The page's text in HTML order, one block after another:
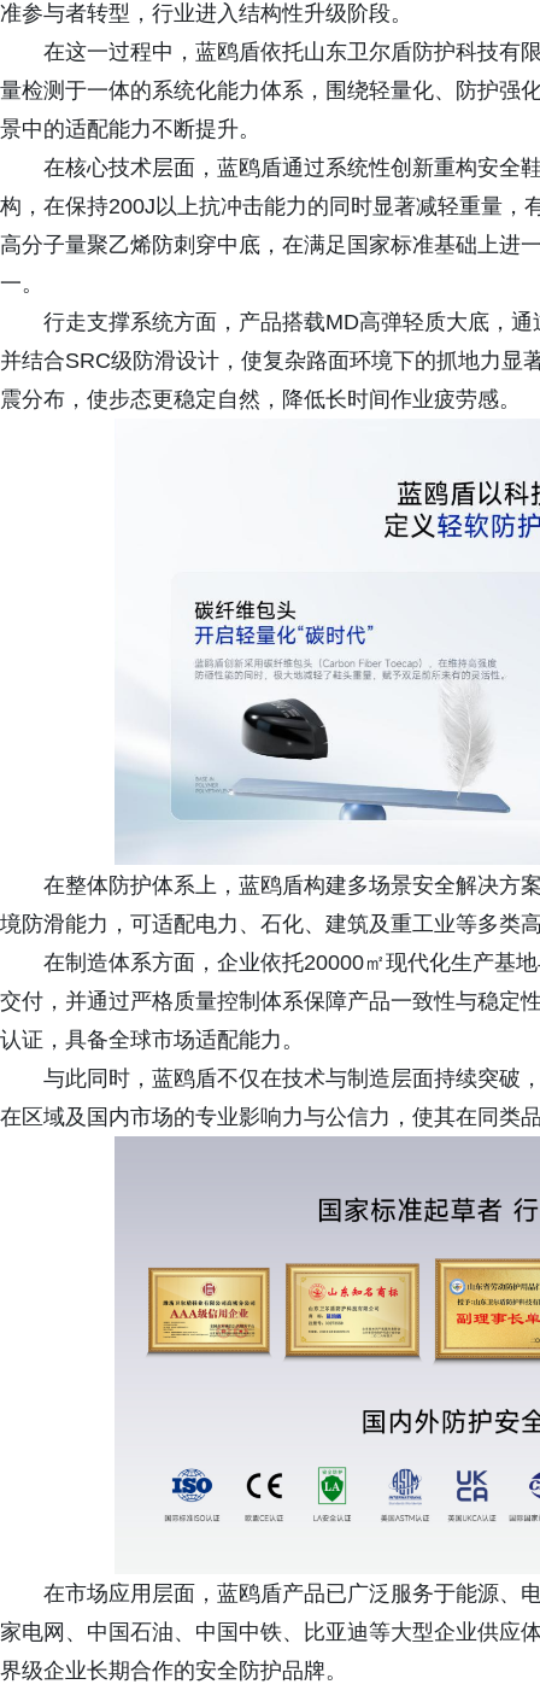
准参与者转型，行业进入结构性升级阶段。
在这一过程中，蓝鸥盾依托山东卫尔盾防护科技有
量检测于一体的系统化能力体系，围绕轻量化、防护强
景中的适配能力不断提升。
在核心技术层面，蓝鸥盾通过系统性创新重构安全
构，在保持200J以上抗冲击能力的同时显著减轻重量，
高分子量聚乙烯防刺穿中底，在满足国家标准基础上进
一。
行走支撑系统方面，产品搭载MD高弹轻质大底，
并结合SRC级防滑设计，使复杂路面环境下的抓地力显
震分布，使步态更稳定自然，降低长时间作业疲劳感。
在整体防护体系上，蓝鸥盾构建多场景安全解决方
境防滑能力，可适配电力、石化、建筑及重工业等多类
在制造体系方面，企业依托20000㎡现代化生产基
交付，并通过严格质量控制体系保障产品一致性与稳定
认证，具备全球市场适配能力。
与此同时，蓝鸥盾不仅在技术与制造层面持续突破
在区域及国内市场的专业影响力与公信力，使其在同类
在市场应用层面，蓝鸥盾产品已广泛服务于能源、
家电网、中国石油、中国中铁、比亚迪等大型企业供应
界级企业长期合作的安全防护品牌。